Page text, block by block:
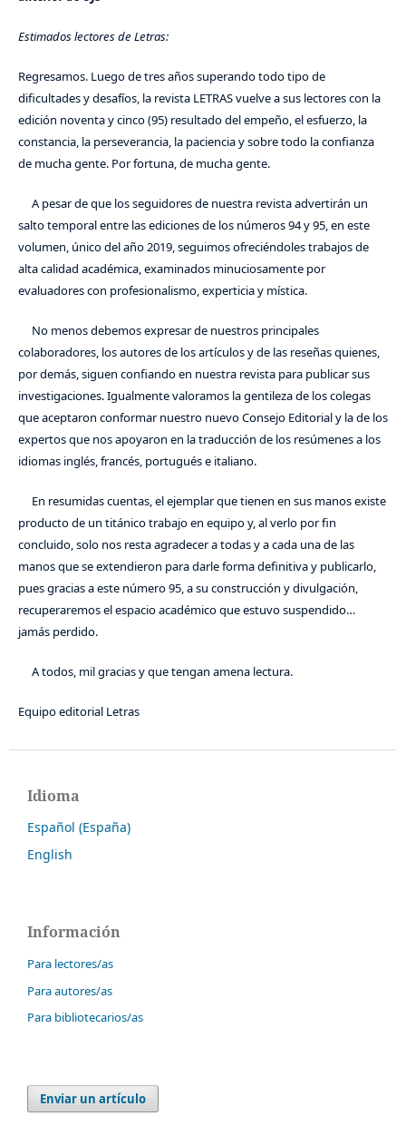
Estimados lectores de Letras:
Regresamos. Luego de tres años superando todo tipo de
dificultades y desafíos, la revista LETRAS vuelve a sus lectores con la
edición noventa y cinco (95) resultado del empeño, el esfuerzo, la
constancia, la perseverancia, la paciencia y sobre todo la confianza
de mucha gente. Por fortuna, de mucha gente.
A pesar de que los seguidores de nuestra revista advertirán un
salto temporal entre las ediciones de los números 94 y 95, en este
volumen, único del año 2019, seguimos ofreciéndoles trabajos de
alta calidad académica, examinados minuciosamente por
evaluadores con profesionalismo, experticia y mística.
No menos debemos expresar de nuestros principales
colaboradores, los autores de los artículos y de las reseñas quienes,
por demás, siguen confiando en nuestra revista para publicar sus
investigaciones. Igualmente valoramos la gentileza de los colegas
que aceptaron conformar nuestro nuevo Consejo Editorial y la de los
expertos que nos apoyaron en la traducción de los resúmenes a los
idiomas inglés, francés, portugués e italiano.
En resumidas cuentas, el ejemplar que tienen en sus manos existe
producto de un titánico trabajo en equipo y, al verlo por fin
concluido, solo nos resta agradecer a todas y a cada una de las
manos que se extendieron para darle forma definitiva y publicarlo,
pues gracias a este número 95, a su construcción y divulgación,
recuperaremos el espacio académico que estuvo suspendido…
jamás perdido.
A todos, mil gracias y que tengan amena lectura.
Equipo editorial Letras
Idioma
Español (España)
English
Información
Para lectores/as
Para autores/as
Para bibliotecarios/as
Enviar un artículo